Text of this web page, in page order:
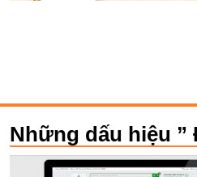
Những dấu hiệu ”